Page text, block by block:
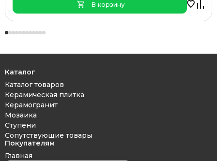
В корзину
Каталог
Каталог товаров
Керамическая плитка
Керамогранит
Мозаика
Ступени
Сопутствующие товары
Покупателям
Главная